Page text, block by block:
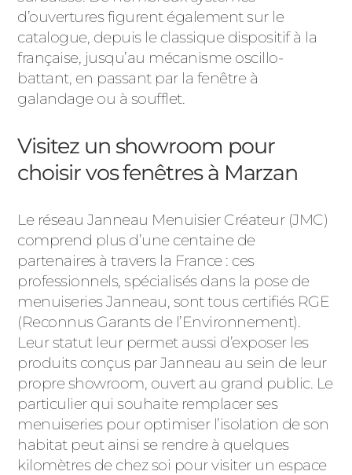
d’ouvertures figurent également sur le
catalogue, depuis le classique dispositif à la
française, jusqu’au mécanisme oscillo-
battant, en passant par la fenêtre à
galandage ou à soufflet.
Visitez un showroom pour
choisir vos fenêtres à Marzan
Le réseau Janneau Menuisier Créateur (JMC)
comprend plus d’une centaine de
partenaires à travers la France : ces
professionnels, spécialisés dans la pose de
menuiseries Janneau, sont tous certifiés RGE
(Reconnus Garants de l’Environnement).
Leur statut leur permet aussi d’exposer les
produits conçus par Janneau au sein de leur
propre showroom, ouvert au grand public. Le
particulier qui souhaite remplacer ses
menuiseries pour optimiser l’isolation de son
habitat peut ainsi se rendre à quelques
kilomètres de chez soi pour visiter un espace